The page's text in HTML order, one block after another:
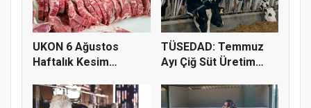
UKON 6 Ağustos
Haftalık Kesim
TÜSEDAD: Temmuz
Ayı Çiğ Süt Üretim